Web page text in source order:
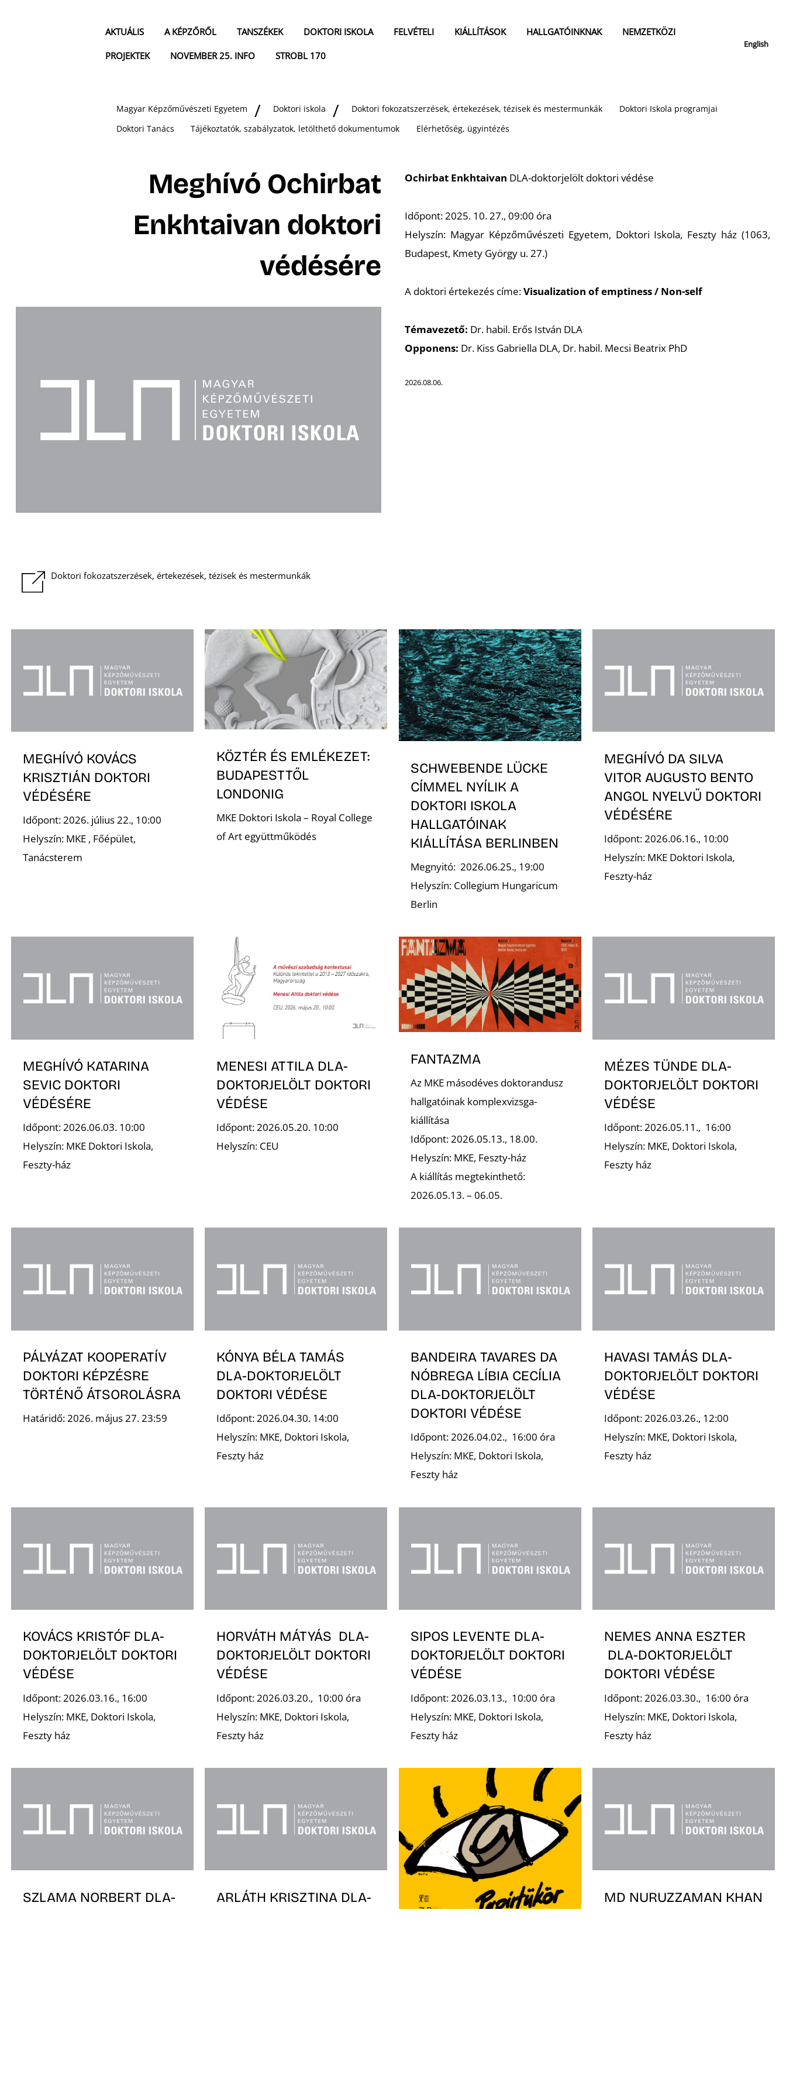
AKTUÁLIS A KÉPZŐRŐL TANSZÉKEK DOKTORI ISKOLA FELVÉTELI KIÁLLÍTÁSOK HALLGATÓINKNAK
NEMZETKÖZI
PROJEKTEK
NOVEMBER 25. INFO STROBL 170
English
Magyar Képzőművészeti Egyetem Doktori iskola Doktori fokozatszerzések, értekezések, tézisek és mestermunkák
Doktori Iskola programjai
Doktori Tanács
Tájékoztatók, szabályzatok, letölthető dokumentumok Elérhetőség, ügyintézés
Meghívó Ochirbat
Enkhtaivan doktori
védésére
Doktori fokozatszerzések, értekezések, tézisek és mestermunkák
Ochirbat Enkhtaivan DLA-doktorjelölt doktori védése
Időpont: 2025. 10. 27., 09:00 óra
Helyszín: Magyar Képzőművészeti Egyetem, Doktori Iskola, Feszty ház (1063,
Budapest, Kmety György u. 27.)
A doktori értekezés címe:Visualization of emptiness / Non-self
Témavezető: Dr. habil. Erős István DLA
Opponens: Dr. Kiss Gabriella DLA, Dr. habil. Mecsi Beatrix PhD
2026.08.06.
MEGHÍVÓ KOVÁCS
KRISZTIÁN DOKTORI
VÉDÉSÉRE
Időpont: 2026. július 22., 10:00
Helyszín: MKE , Főépület,
Tanácsterem
KÖZTÉR ÉS EMLÉKEZET:
BUDAPESTTŐL
LONDONIG
MKE Doktori Iskola – Royal College
of Art együttműködés
SCHWEBENDE LÜCKE
CÍMMEL NYÍLIK A
DOKTORI ISKOLA
HALLGATÓINAK
KIÁLLÍTÁSA BERLINBEN
Megnyitó: 2026.06.25., 19:00
Helyszín: Collegium Hungaricum
Berlin
MEGHÍVÓ DA SILVA
VITOR AUGUSTO BENTO
ANGOL NYELVŰ DOKTORI
VÉDÉSÉRE
Időpont: 2026.06.16., 10:00
Helyszín: MKE Doktori Iskola,
Feszty-ház
MEGHÍVÓ KATARINA
SEVIC DOKTORI
VÉDÉSÉRE
Időpont: 2026.06.03. 10:00
Helyszín: MKE Doktori Iskola,
Feszty-ház
MENESI ATTILA DLA-
DOKTORJELÖLT DOKTORI
VÉDÉSE
Időpont: 2026.05.20. 10:00
Helyszín: CEU
FANTAZMA
Az MKE másodéves doktorandusz
hallgatóinak komplexvizsga-
kiállítása
Időpont: 2026.05.13., 18.00.
Helyszín: MKE, Feszty-ház
A kiállítás megtekinthető:
2026.05.13. – 06.05.
MÉZES TÜNDE DLA-
DOKTORJELÖLT DOKTORI
VÉDÉSE
Időpont: 2026.05.11., 16:00
Helyszín: MKE, Doktori Iskola,
Feszty ház
PÁLYÁZAT KOOPERATÍV
DOKTORI KÉPZÉSRE
TÖRTÉNŐ ÁTSOROLÁSRA
Határidő: 2026. május 27. 23:59
KÓNYA BÉLA TAMÁS
DLA-DOKTORJELÖLT
DOKTORI VÉDÉSE
Időpont: 2026.04.30. 14:00
Helyszín: MKE, Doktori Iskola,
Feszty ház
BANDEIRA TAVARES DA
NÓBREGA LÍBIA CECÍLIA
DLA-DOKTORJELÖLT
DOKTORI VÉDÉSE
Időpont: 2026.04.02., 16:00 óra
Helyszín: MKE, Doktori Iskola,
Feszty ház
HAVASI TAMÁS DLA-
DOKTORJELÖLT DOKTORI
VÉDÉSE
Időpont: 2026.03.26., 12:00
Helyszín: MKE, Doktori Iskola,
Feszty ház
KOVÁCS KRISTÓF DLA-
DOKTORJELÖLT DOKTORI
VÉDÉSE
Időpont: 2026.03.16., 16:00
Helyszín: MKE, Doktori Iskola,
Feszty ház
HORVÁTH MÁTYÁS DLA-
DOKTORJELÖLT DOKTORI
VÉDÉSE
Időpont: 2026.03.20., 10:00 óra
Helyszín: MKE, Doktori Iskola,
Feszty ház
SIPOS LEVENTE DLA-
DOKTORJELÖLT DOKTORI
VÉDÉSE
Időpont: 2026.03.13., 10:00 óra
Helyszín: MKE, Doktori Iskola,
Feszty ház
NEMES ANNA ESZTER
DLA-DOKTORJELÖLT
DOKTORI VÉDÉSE
Időpont: 2026.03.30., 16:00 óra
Helyszín: MKE, Doktori Iskola,
Feszty ház
SZLAMA NORBERT DLA-
ARLÁTH KRISZTINA DLA-
MD NURUZZAMAN KHAN